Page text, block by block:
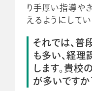
り手厚い指導や
えるようにしてい
それでは、普
も多い、経理
します。貴校
が多いですか